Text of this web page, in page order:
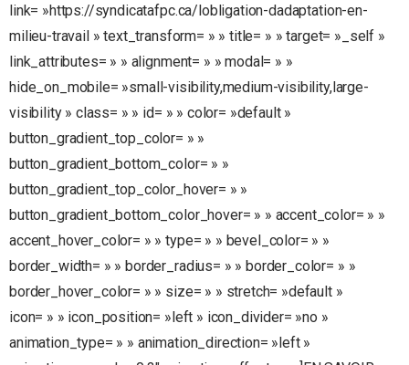
link= »https://syndicatafpc.ca/lobligation-dadaptation-en-
milieu-travail » text_transform= » » title= » » target= »_self »
link_attributes= » » alignment= » » modal= » »
hide_on_mobile= »small-visibility,medium-visibility,large-
visibility » class= » » id= » » color= »default »
button_gradient_top_color= » »
button_gradient_bottom_color= » »
button_gradient_top_color_hover= » »
button_gradient_bottom_color_hover= » » accent_color= » »
accent_hover_color= » » type= » » bevel_color= » »
border_width= » » border_radius= » » border_color= » »
border_hover_color= » » size= » » stretch= »default »
icon= » » icon_position= »left » icon_divider= »no »
animation_type= » » animation_direction= »left »